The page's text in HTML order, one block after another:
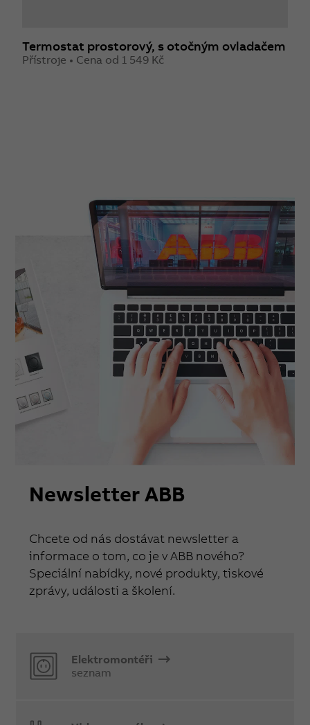
Termostat prostorový, s otočným ovladačem
Přístroje • Cena od 1 549 Kč
Newsletter ABB
Chcete od nás dostávat newsletter a
informace o tom, co je v ABB nového?
Speciální nabídky, nové produkty, tiskové
zprávy, události a školení.
Elektromontéři
seznam